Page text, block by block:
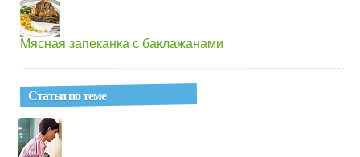
Мясная запеканка с баклажанами
Статьи по теме